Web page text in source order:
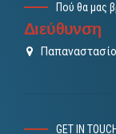
Πού θα μας
Διεύθυνση
GET IN TOUCH